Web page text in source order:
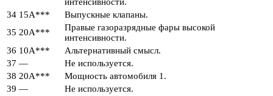
интенсивности.
34 15А***
Выпускные клапаны.
35 20А***
Правые газоразрядные фары высокой
интенсивности.
36 10А***
Альтернативный смысл.
37 —
Не используется.
38 20А***
Мощность автомобиля 1.
39 —
Не используется.